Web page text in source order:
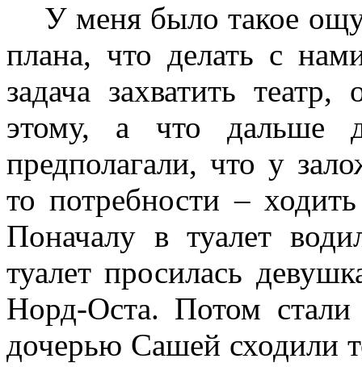
У меня было такое
плана, что делать с
задача захватить
этому, а что дальше
предполагали, что у
то потребности –
Поначалу в туалет
туалет просилась
Норд-Оста. Потом
дочерью Сашей сходили